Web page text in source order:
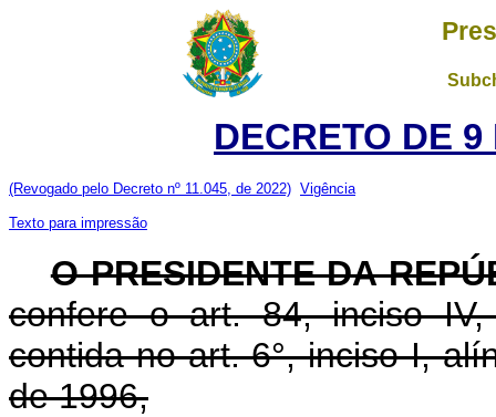
DECRETO DE
(Revogado pelo Decreto nº 11.045, de 2022) Vigência
Texto para impressão
O PRESIDENTE DA
confere o art. 84, inciso
contida no art. 6°, inciso I,
de 1996,